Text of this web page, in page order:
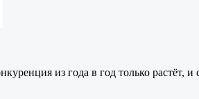
из года в год только растёт,